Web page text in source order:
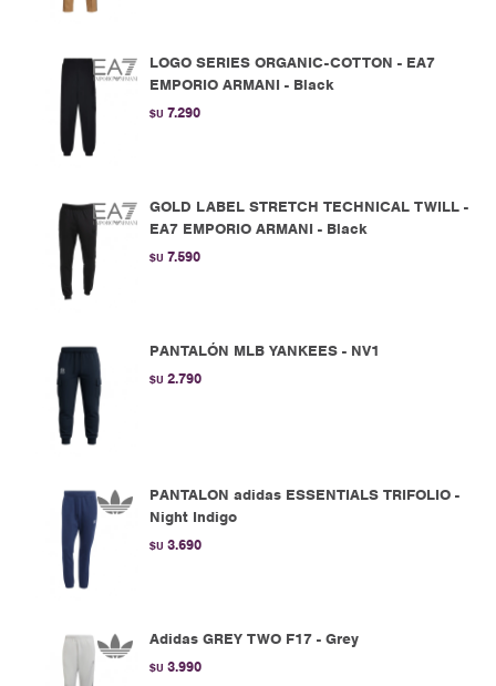
LOGO SERIES ORGANIC-COTTON - EA7
EMPORIO ARMANI - Black
$U 7.290
GOLD LABEL STRETCH TECHNICAL TWILL -
EA7 EMPORIO ARMANI - Black
$U 7.590
PANTALÓN MLB YANKEES - NV1
$U 2.790
PANTALON adidas ESSENTIALS TRIFOLIO -
Night Indigo
$U 3.690
Adidas GREY TWO F17 - Grey
$U 3.990